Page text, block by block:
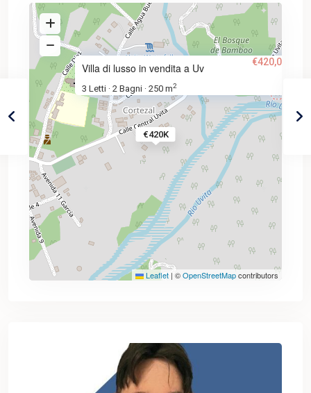
€420K
Villa di lusso in vendita a Uv €420,000
3 Letti · 2 Bagni · 250 m2
Leaflet | ©OpenStreetMapcontributors